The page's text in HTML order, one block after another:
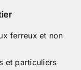
ferreux et non
et particuliers